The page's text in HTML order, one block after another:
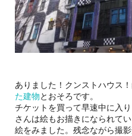
ありました！クンストハウス！
た建物とおそろです。
チケットを買って早速中に入
さんは絵もお描きになられてい
絵をみました。残念ながら撮影